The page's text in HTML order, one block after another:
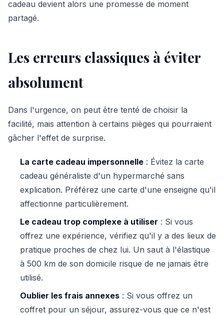
cadeau devient alors une promesse de moment
partagé.
Les erreurs classiques à éviter
absolument
Dans l'urgence, on peut être tenté de choisir la
facilité, mais attention à certains pièges qui pourraient
gâcher l'effet de surprise.
La carte cadeau impersonnelle : Évitez la carte
cadeau généraliste d'un hypermarché sans
explication. Préférez une carte d'une enseigne qu'il
affectionne particulièrement.
Le cadeau trop complexe à utiliser : Si vous
offrez une expérience, vérifiez qu'il y a des lieux de
pratique proches de chez lui. Un saut à l'élastique
à 500 km de son domicile risque de ne jamais être
utilisé.
Oublier les frais annexes : Si vous offrez un
coffret pour un séjour, assurez-vous que ce n'est